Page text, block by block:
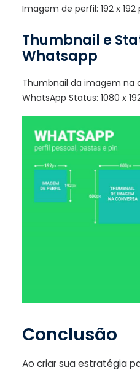
Imagem de perfil: 192 x 192
Thumbnail e
Whatsapp
Thumbnail da imagem na
WhatsApp Status: 1080 x
Conclusão
Ao criar sua estratégia